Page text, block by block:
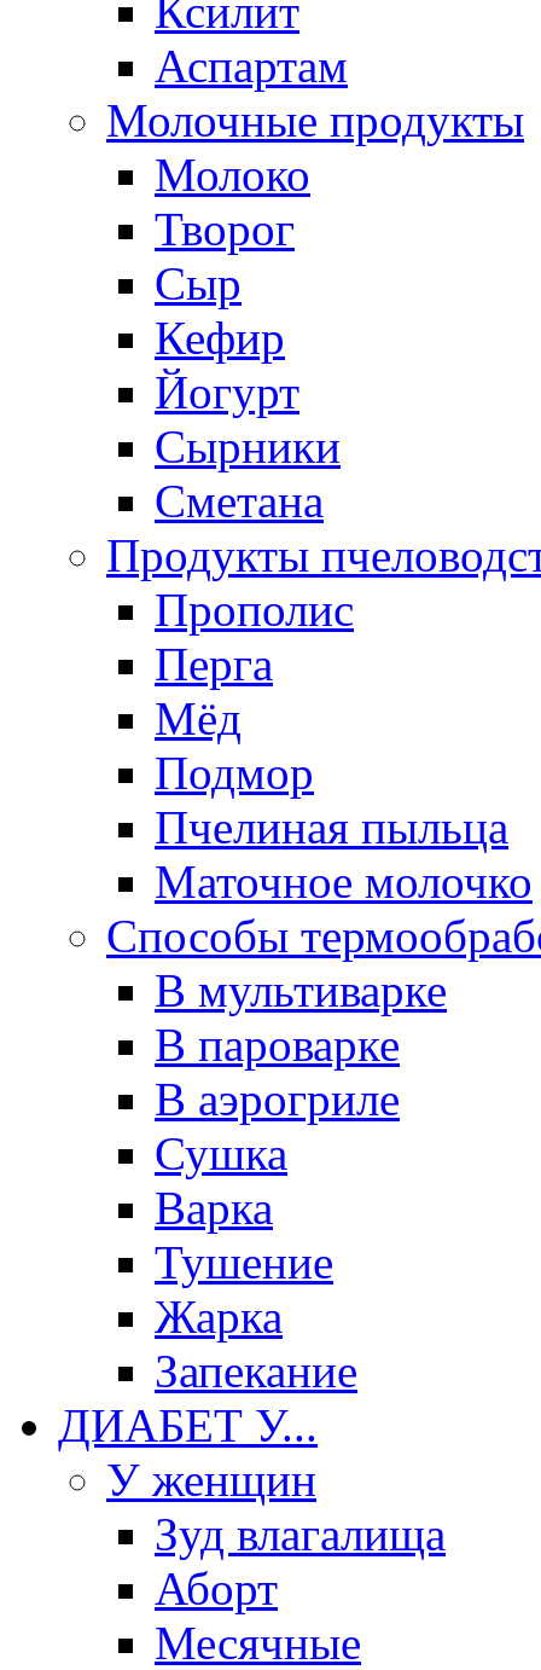
Ксилит
Аспартам
Молочные продукты
Молоко
Творог
Сыр
Кефир
Йогурт
Сырники
Сметана
Продукты
Прополис
Перга
Мёд
Подмор
Пчелиная пыльца
Маточное молочко
Способы
В мультиварке
В пароварке
В аэрогриле
Сушка
Варка
Тушение
Жарка
Запекание
ДИАБЕТ У...
У женщин
Зуд влагалища
Аборт
Месячные